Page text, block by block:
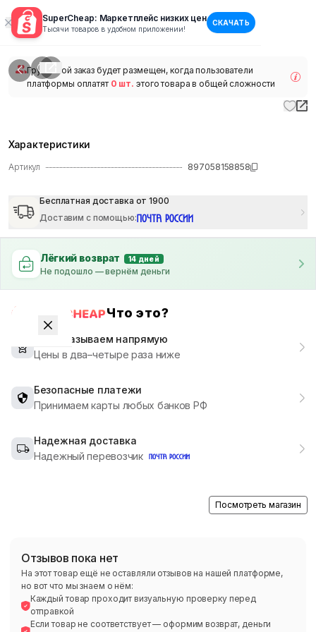
SuperCheap: Маркетплейс низких цен
Тысячи товаров в удобном приложении!
СКАЧАТЬ
1/
Групповой заказ будет размещен, когда пользователи
платформы оплатят 0 шт. этого товара в общей сложности
Характеристики
Артикул 897058158858
Бесплатная доставка от 1900
Доставим с помощью:
Лёгкий возврат 14 дней
Не подошло — вернём деньги
Что это?
Мы заказываем напрямую
Цены в два–четыре раза ниже
Безопасные платежи
Принимаем карты любых банков РФ
Надежная доставка
Надежный перевозчик
Посмотреть магазин
Отзывов пока нет
На этот товар ещё не оставляли отзывов на нашей платформе,
но вот что мы знаем о нём:
Каждый товар проходит визуальную проверку перед
отправкой
Если товар не соответствует — оформим возврат, деньги